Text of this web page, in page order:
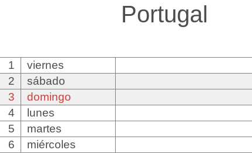
Portugal
1
viernes
2
sábado
3
domingo
4
lunes
5
martes
6
miércoles